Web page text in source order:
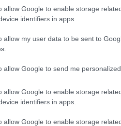
allow Google to enable storage
identifiers in apps.
allow my user data to be sent to
allow Google to send me
allow Google to enable storage
identifiers in apps.
allow Google to enable storage
ufficiale
una sequenza di
su più continenti. Tra le
programma ha cercato di
modifiche al format dei
con più sessioni